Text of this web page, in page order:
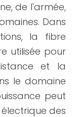
de l'armée,
Dans
la fibre
utilisée pour
et la
le domaine
peut
des